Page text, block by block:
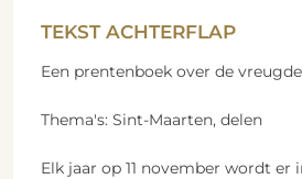
TEKST ACHTERFLAP
Een prentenboek over de
Thema's: Sint-Maarten, delen
Elk jaar op 11 november wordt er